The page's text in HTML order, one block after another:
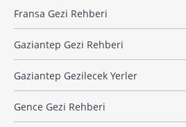
Fransa Gezi Rehberi
Gaziantep Gezi Rehberi
Gaziantep Gezilecek Yerler
Gence Gezi Rehberi